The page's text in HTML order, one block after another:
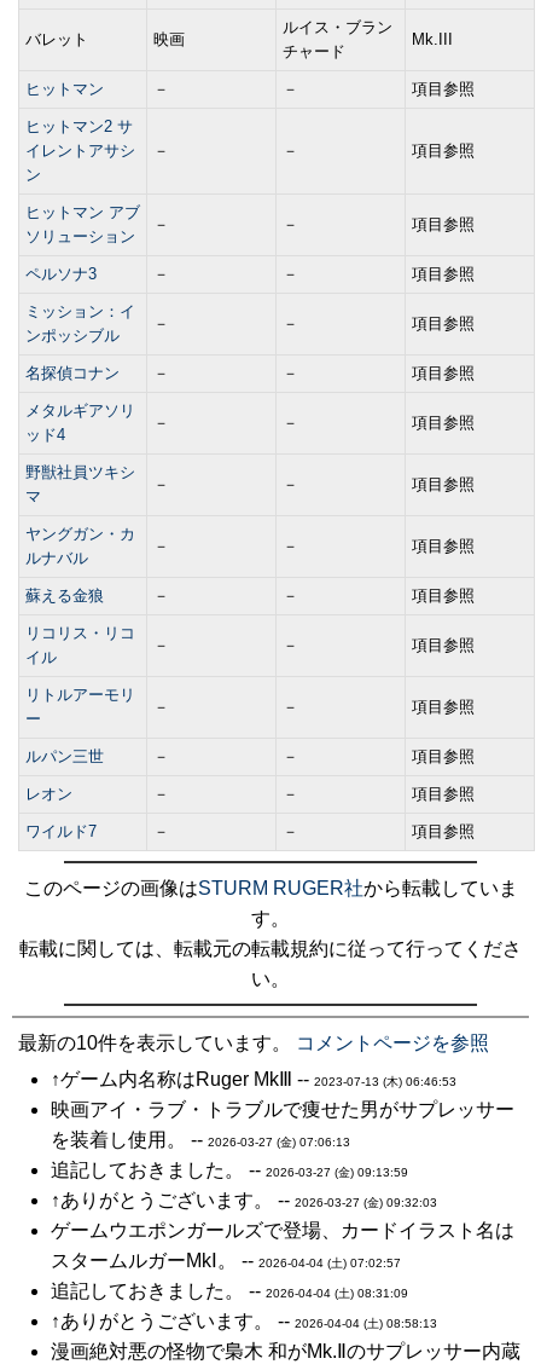
バレット 映画
ルイス・ブラン
チャード
Mk.III
ヒットマン － － 項目参照
ヒットマン2 サ
イレントアサシ
ン
－ － 項目参照
ヒットマン アブ
ソリューション
－ － 項目参照
ペルソナ3 － － 項目参照
ミッション：イ
ンポッシブル
－ － 項目参照
名探偵コナン － － 項目参照
メタルギアソリ
ッド4
－ － 項目参照
野獣社員ツキシ
マ
－ － 項目参照
ヤングガン・カ
ルナバル
－ － 項目参照
蘇える金狼 － － 項目参照
リコリス・リコ
イル
－ － 項目参照
リトルアーモリ
ー
－ － 項目参照
ルパン三世 － － 項目参照
レオン － － 項目参照
ワイルド7 － － 項目参照
このページの画像はSTURM RUGER社から転載していま
す。
転載に関しては、転載元の転載規約に従って行ってくださ
い。
最新の10件を表示しています。
コメントページを参照
↑ゲーム内名称はRuger MkⅢ -- 2023-07-13 (木) 06:46:53
映画アイ・ラブ・トラブルで痩せた男がサプレッサー
を装着し使用。 -- 2026-03-27 (金) 07:06:13
追記しておきました。 -- 2026-03-27 (金) 09:13:59
↑ありがとうございます。 -- 2026-03-27 (金) 09:32:03
ゲームウエポンガールズで登場、カードイラスト名は
スタームルガーMkⅠ。 -- 2026-04-04 (土) 07:02:57
追記しておきました。 -- 2026-04-04 (土) 08:31:09
↑ありがとうございます。 -- 2026-04-04 (土) 08:58:13
漫画絶対悪の怪物で梟木 和がMk.Ⅱのサプレッサー内蔵